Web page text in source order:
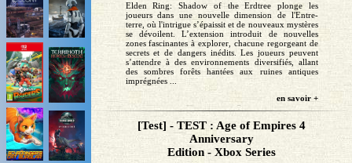
Elden Ring: Shadow of the Erdtree plonge les
joueurs dans une nouvelle dimension de l'Entre-
terre, où l'intrigue s’épaissit et de nouveaux mystères
se dévoilent. L’extension introduit de nouvelles
zones fascinantes à explorer, chacune regorgeant de
secrets et de dangers inédits. Les joueurs peuvent
s’attendre à des environnements diversifiés, allant
des sombres forêts hantées aux ruines antiques
imprégnées ...
en savoir +
[Test] - TEST : Age of Empires 4
Anniversary
Edition - Xbox Series